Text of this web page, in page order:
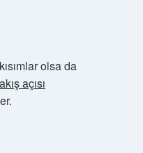
olsa da
açısı